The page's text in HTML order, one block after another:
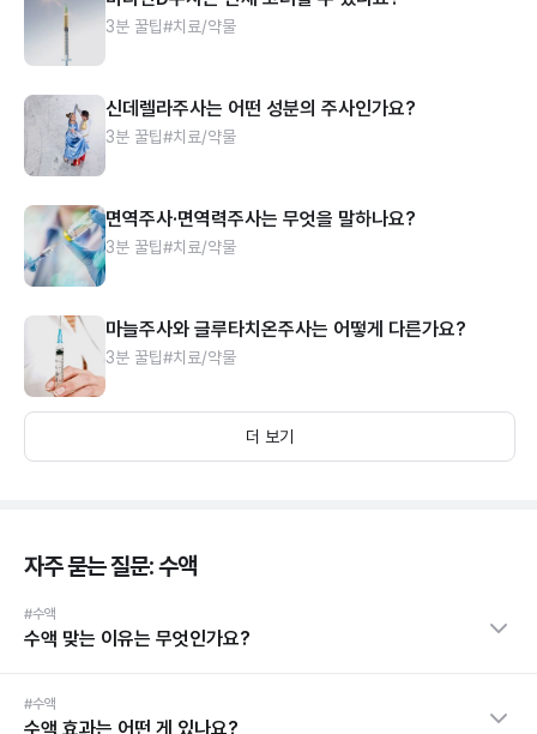
3분 꿀팁#치료/약물
신데렐라주사는 어떤 성분의 주사인가요?
3분 꿀팁#치료/약물
면역주사·면역력주사는 무엇을 말하나요?
3분 꿀팁#치료/약물
마늘주사와 글루타치온주사는 어떻게 다른가요?
3분 꿀팁#치료/약물
더 보기
자주 묻는 질문: 수액
#수액
수액 맞는 이유는 무엇인가요?
#수액
수액 효과는 어떤 게 있나요?